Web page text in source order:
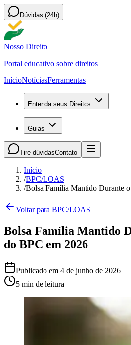
Dúvidas (24h)
Nosso Direito
Portal educativo sobre direitos
InícioNotíciasFerramentas
Entenda seus Direitos
Guias
Tire dúvidasContato
Início
/BPC/LOAS
/Bolsa Família Mantido Durante
Voltar para BPC/LOAS
Bolsa Família Mantido
do BPC em 2026
Publicado em 4 de junho de 2026
5 min de leitura